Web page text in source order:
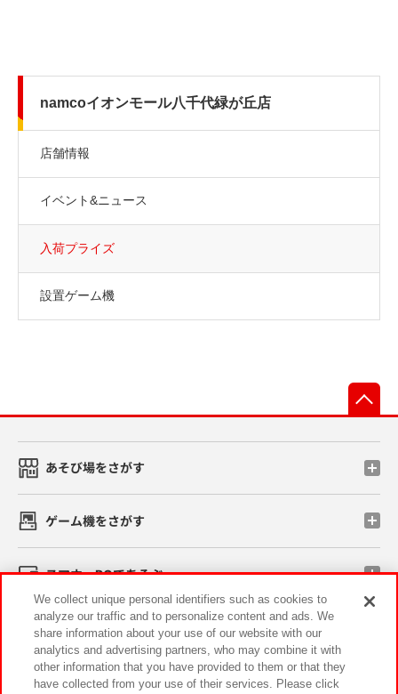
namcoイオンモール八千代緑が丘店
店舗情報
イベント&ニュース
入荷プライズ
設置ゲーム機
あそび場をさがす
ゲーム機をさがす
スマホ・PCであそぶ
イベント・キャンペーン
We collect unique personal identifiers such as cookies to
analyze our traffic and to personalize content and ads. We
share information about your use of our website with our
analytics and advertising partners, who may combine it with
other information that you have provided to them or that they
have collected from your use of their services. Please click